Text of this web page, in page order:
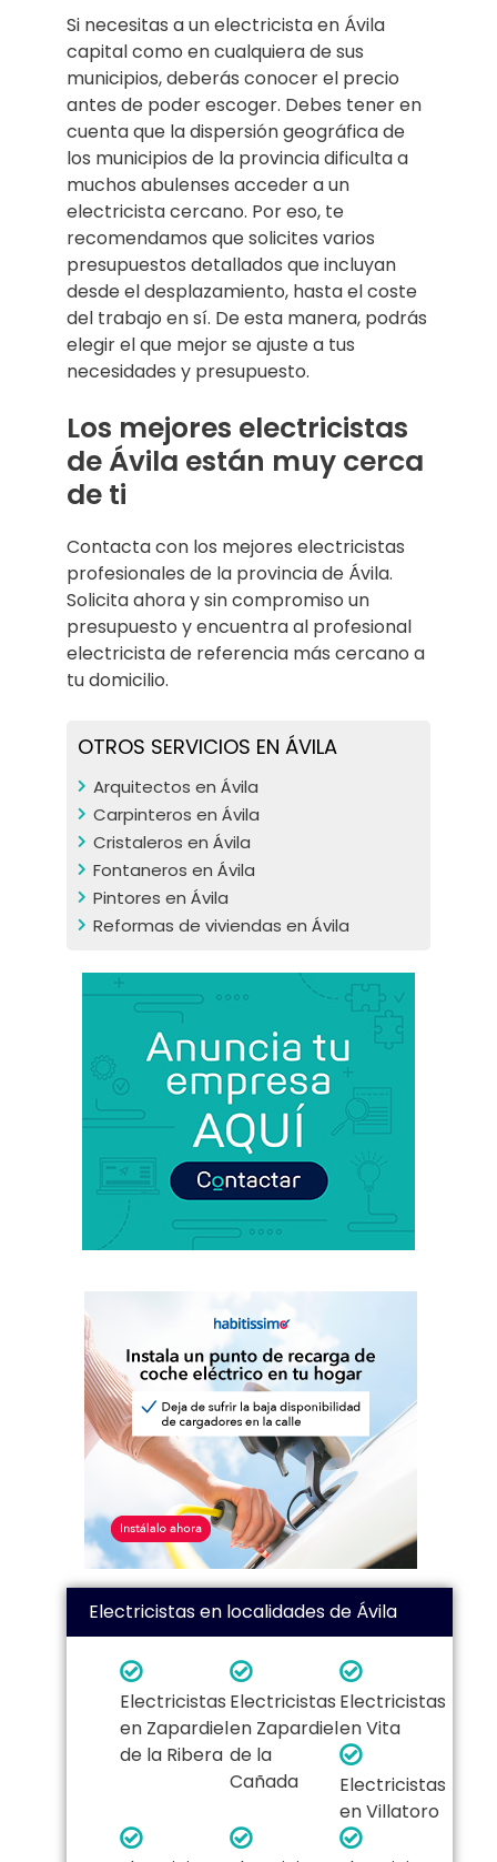
Si necesitas a un electricista en Ávila
capital como en cualquiera de sus
municipios, deberás conocer el precio
antes de poder escoger. Debes tener en
cuenta que la dispersión geográfica de
los municipios de la provincia dificulta a
muchos abulenses acceder a un
electricista cercano. Por eso, te
recomendamos que solicites varios
presupuestos detallados que incluyan
desde el desplazamiento, hasta el coste
del trabajo en sí. De esta manera, podrás
elegir el que mejor se ajuste a tus
necesidades y presupuesto.
Los mejores electricistas
de Ávila están muy cerca
de ti
Contacta con los mejores electricistas
profesionales de la provincia de Ávila.
Solicita ahora y sin compromiso un
presupuesto y encuentra al profesional
electricista de referencia más cercano a
tu domicilio.
OTROS SERVICIOS EN ÁVILA
Arquitectos en Ávila
Carpinteros en Ávila
Cristaleros en Ávila
Fontaneros en Ávila
Pintores en Ávila
Reformas de viviendas en Ávila
Electricistas en localidades de Ávila
Electricistas
en Zapardiel
de la Ribera
Electricistas
en Zapardiel
de la
Cañada
Electricistas
en Vita
Electricistas
en Villatoro